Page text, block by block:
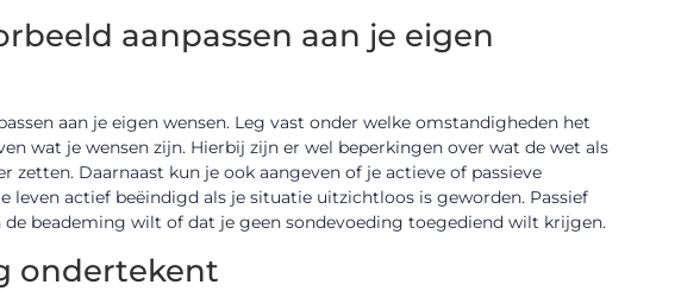
aanpassen aan je eigen
aan je eigen wensen. Leg vast onder welke omstandigheden het
wat je wensen zijn. Hierbij zijn er wel beperkingen over wat de wet als
Daarnaast kun je ook aangeven of je actieve of passieve
leven actief beëindigd als je situatie uitzichtloos is geworden. Passief
beademing wilt of dat je geen sondevoeding toegediend wilt krijgen.
ondertekent